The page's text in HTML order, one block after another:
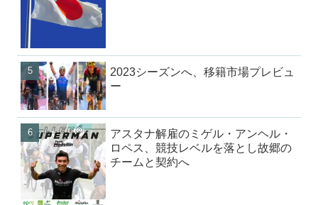
2023シーズンへ、移籍市場プレビュ
ー
アスタナ解雇のミゲル・アンヘル・
ロペス、競技レベルを落とし故郷の
チームと契約へ